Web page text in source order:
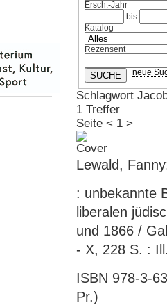
Ersch.-Jahr
bis
Katalog
Rezensent
neue
Schlagwort
1 Treffer
Seite < 1 >
Lewald,
: unbekannte
liberalen
und 1866 /
- X, 228 S. :
ISBN 978-3-
Pr.)